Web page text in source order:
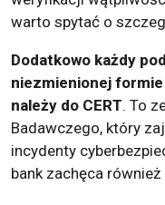
warto spytać o
Dodatkowo każdy
niezmienionej
należy do CERT. To
Badawczego, który
incydenty
bank zachęca